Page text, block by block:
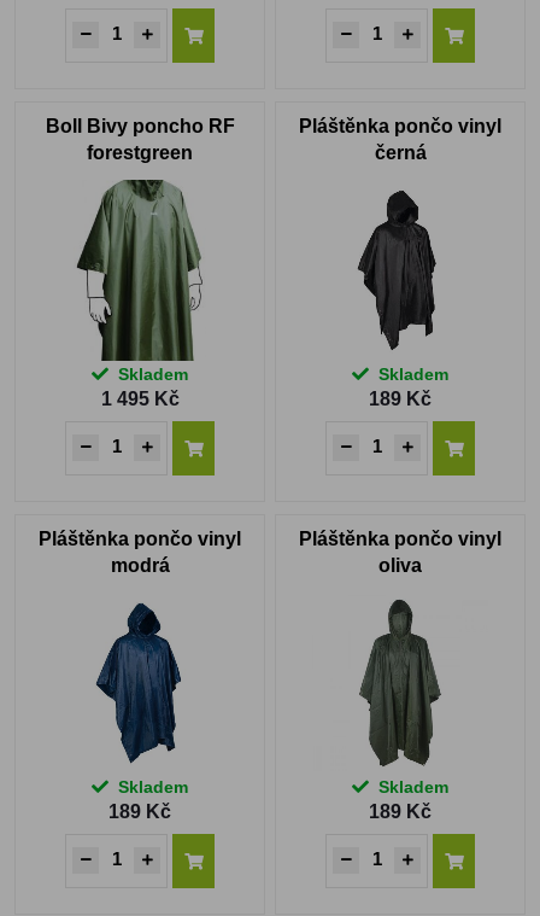
Boll Bivy poncho RF
forestgreen
Skladem
1 495 Kč
Pláštěnka pončo vinyl
černá
Skladem
189 Kč
Pláštěnka pončo vinyl
modrá
Skladem
189 Kč
Pláštěnka pončo vinyl
oliva
Skladem
189 Kč